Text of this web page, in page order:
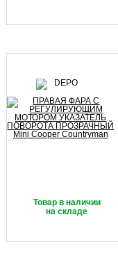
Товар в наличии
на складе